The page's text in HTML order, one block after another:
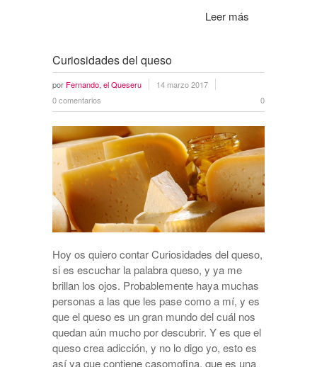
Leer más
Curiosidades del queso
por Fernando, el Queseru
14 marzo 2017
0 comentarios
0
Hoy os quiero contar Curiosidades del queso,
si es escuchar la palabra queso, y ya me
brillan los ojos. Probablemente haya muchas
personas a las que les pase como a mí, y es
que el queso es un gran mundo del cuál nos
quedan aún mucho por descubrir. Y es que el
queso crea adicción, y no lo digo yo, esto es
así ya que contiene casomofina, que es una